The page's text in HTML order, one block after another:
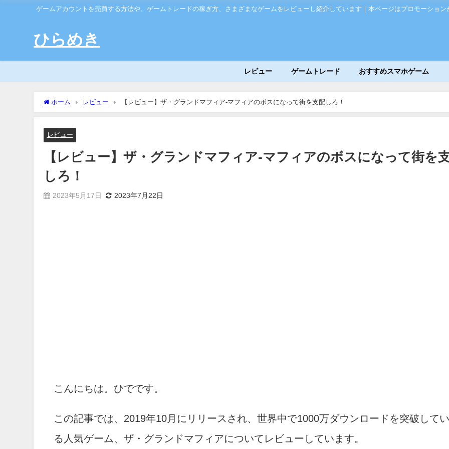
ゲームアカウントを売買する方法や、ゲームトレードの稼ぎ方、さまざまなゲームをレビューし紹介しています｜本ページはプロモーション
ひらめき
レビュー ゲームトレード おすすめスマホゲーム
ホーム レビュー 【レビュー】ザ・グランドマフィア-マフィアのボスになって街を支配しろ！
レビュー
【レビュー】ザ・グランドマフィア-マフィアのボスになって街を
しろ！
2023年5月17日 2023年7月22日
こんにちは。ひでです。
この記事では、2019年10月にリリースされ、世界中で1000万ダウンロードを突破して
る人気ゲーム、ザ・グランドマフィアについてレビューしています。